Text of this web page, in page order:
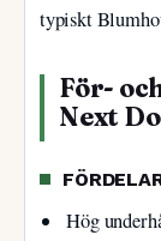
typiskt
För-
Next
Hög